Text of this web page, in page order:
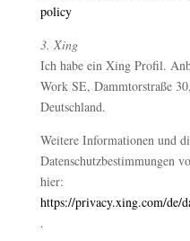
policy
3. Xing
Ich habe ein Xing Profil.
Work SE, Dammtorstraße
Deutschland.
Weitere Informationen und
Datenschutzbestimmungen
hier:
https://privacy.xing.com/de/
.